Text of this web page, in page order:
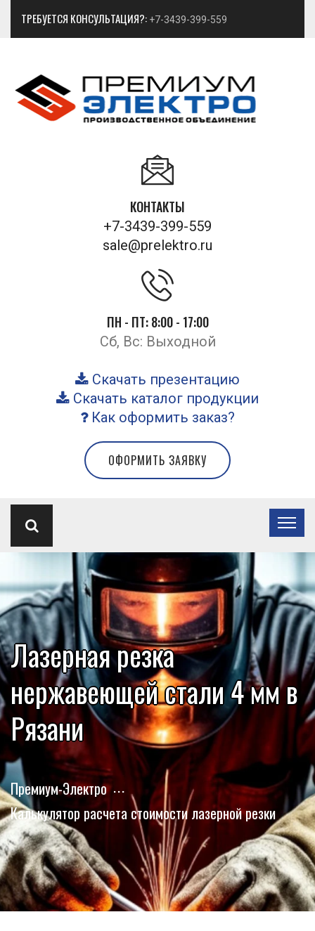
ТРЕБУЕТСЯ КОНСУЛЬТАЦИЯ?: +7-3439-399-559
КОНТАКТЫ
+7-3439-399-559
sale@prelektro.ru
ПН - ПТ: 8:00 - 17:00
Сб, Вс: Выходной
Скачать презентацию
Скачать каталог продукции
Как оформить заказ?
ОФОРМИТЬ ЗАЯВКУ
Лазерная резка
нержавеющей стали 4 мм в
Рязани
Премиум-Электро
Калькулятор расчета стоимости лазерной резки